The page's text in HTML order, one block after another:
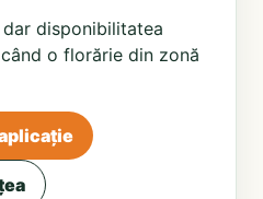
disponibilitatea
o florărie din zonă